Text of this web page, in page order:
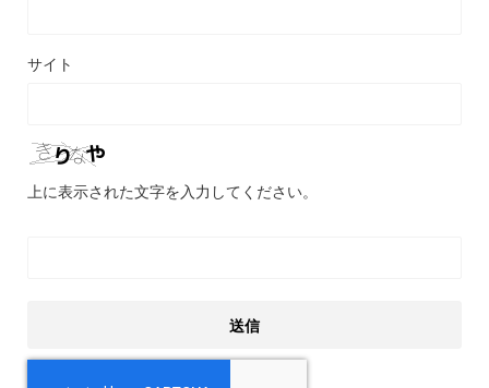
サイト
上に表示された文字を入力してください。